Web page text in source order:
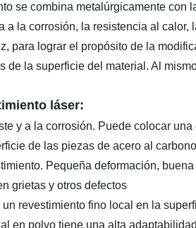
se combina metalúrgicamente
a la corrosión, la resistencia al
para lograr el propósito de la
de la superficie del material. Al
láser:
y a la corrosión. Puede colocar
de las piezas de acero al
Pequeña deformación,
grietas y otros defectos
revestimiento fino local en la
en polvo tiene una alta